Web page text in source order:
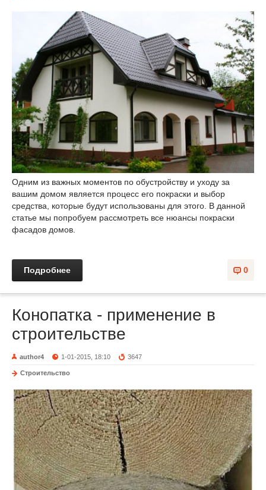
Одним из важных моментов по обустройству и уходу за
вашим домом является процесс его покраски и выбор
средства, которые будут использованы для этого. В данной
статье мы попробуем рассмотреть все нюансы покраски
фасадов домов.
0
Подробнее
Конопатка - применение в
строительстве
author4 1-01-2015, 18:10 3647
Строительство